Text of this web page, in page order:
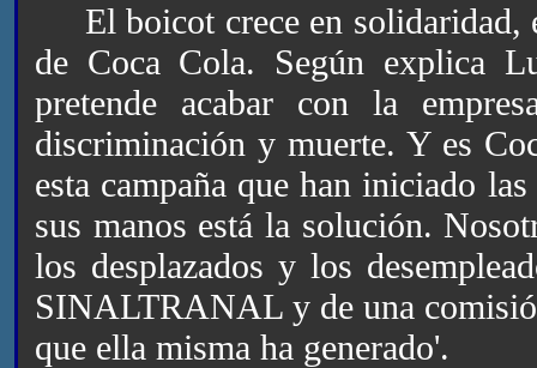
El boicot crece en solidaridad,
de Coca Cola. Según explica
pretende acabar con la
discriminación y muerte. Y es
esta campaña que han iniciado
sus manos está la solución.
los desplazados y los
SINALTRANAL y de una
que ella misma ha generado'.